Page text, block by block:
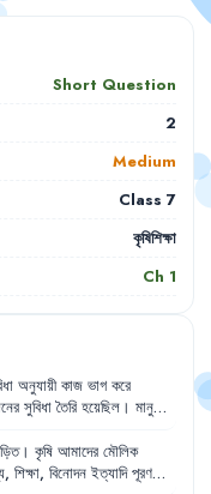
Short Question
2
Medium
Class 7
কৃষিশিক্ষা
Ch 1
অনুযায়ী কাজ ভাগ করে
সুবিধা তৈরি হয়েছিল । মানুষ
পরিবারের বসতবাড়ি মিলে
বেশি পরিবেশ সচেতন হতে
। কৃষি আমাদের মৌলিক
, শিক্ষা, বিনোদন ইত্যাদি পূরণ